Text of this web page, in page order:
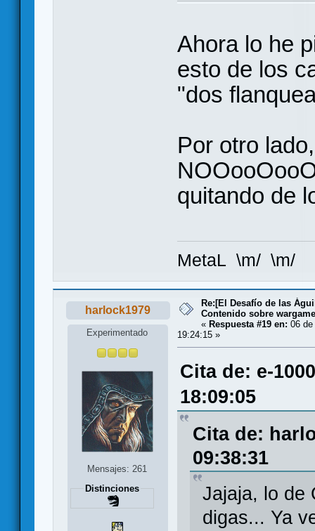
Ahora lo he
esto de los
"dos
Por otro
quitando de
MetaL \m/ \m/
harlock1979
Experimentado
Mensajes: 261
Distinciones
Re:[El Desafío de las
Contenido sobre
« Respuesta #19 en: 06
19:24:15 »
Cita de: e-
18:09:05
Cita de:
09:38:31
Jajaja, lo de
digas... Ya